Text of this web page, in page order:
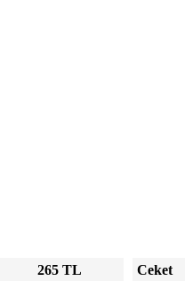
265 TL Ceket